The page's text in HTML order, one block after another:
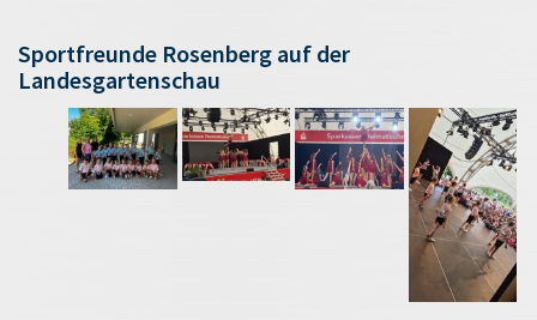
Sportfreunde Rosenberg auf der
Landesgartenschau